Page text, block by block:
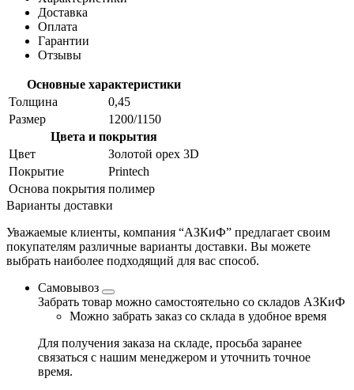
Доставка
Оплата
Гарантии
Отзывы
Основные характеристики
Толщина
0,45
Размер
1200/1150
Цвета и покрытия
Цвет
Золотой орех 3D
Покрытие
Printech
Основа покрытия полимер
Варианты доставки
Уважаемые клиенты, компания “АЗКиФ” предлагает своим
покупателям различные варианты доставки. Вы можете
выбрать наиболее подходящий для вас способ.
Самовывоз
Забрать товар можно самостоятельно со складов АЗКиФ
Можно забрать заказ со склада в удобное время
Для получения заказа на складе, просьба заранее
связаться с нашим менеджером и уточнить точное
время.